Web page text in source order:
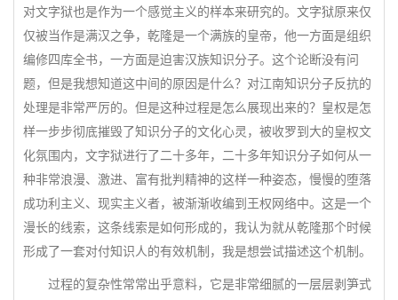
对文字狱也是作为一个感觉主义的样本来研究的。文字狱原来仅
仅被当作是满汉之争，乾隆是一个满族的皇帝，他一方面是组织
编修四库全书，一方面是迫害汉族知识分子。这个论断没有问
题，但是我想知道这中间的原因是什么？对江南知识分子反抗的
处理是非常严厉的。但是这种过程是怎么展现出来的？皇权是怎
样一步步彻底摧毁了知识分子的文化心灵，被收罗到大的皇权文
化氛围内，文字狱进行了二十多年，二十多年知识分子如何从一
种非常浪漫、激进、富有批判精神的这样一种姿态，慢慢的堕落
成功利主义、现实主义者，被渐渐收编到王权网络中。这是一个
漫长的线索，这条线索是如何形成的，我认为就从乾隆那个时候
形成了一套对付知识人的有效机制，我是想尝试描述这个机制。
过程的复杂性常常出乎意料，它是非常细腻的一层层剥笋式